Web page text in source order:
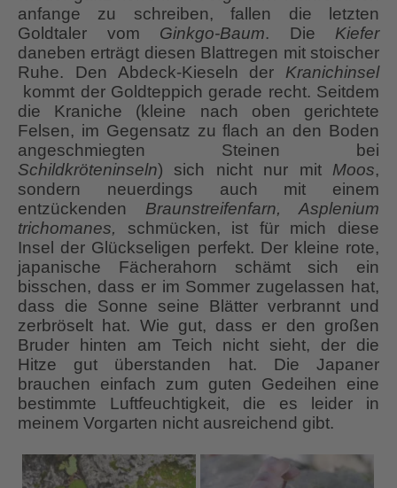
anfange zu schreiben, fallen die letzten
Goldtaler vom Ginkgo-Baum. Die Kiefer
daneben erträgt diesen Blattregen mit stoischer
Ruhe. Den Abdeck-Kieseln der Kranichinsel
kommt der Goldteppich gerade recht. Seitdem
die Kraniche (kleine nach oben gerichtete
Felsen, im Gegensatz zu flach an den Boden
angeschmiegten Steinen bei
Schildkröteninseln) sich nicht nur mit Moos,
sondern neuerdings auch mit einem
entzückenden Braunstreifenfarn, Asplenium
trichomanes, schmücken, ist für mich diese
Insel der Glückseligen perfekt. Der kleine rote,
japanische Fächerahorn schämt sich ein
bisschen, dass er im Sommer zugelassen hat,
dass die Sonne seine Blätter verbrannt und
zerbröselt hat. Wie gut, dass er den großen
Bruder hinten am Teich nicht sieht, der die
Hitze gut überstanden hat. Die Japaner
brauchen einfach zum guten Gedeihen eine
bestimmte Luftfeuchtigkeit, die es leider in
meinem Vorgarten nicht ausreichend gibt.